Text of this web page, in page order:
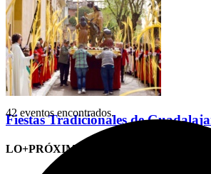
Fiestas Tradicionales de
LO+PRÓXIMO (CITAS)
42 eventos encontrados.